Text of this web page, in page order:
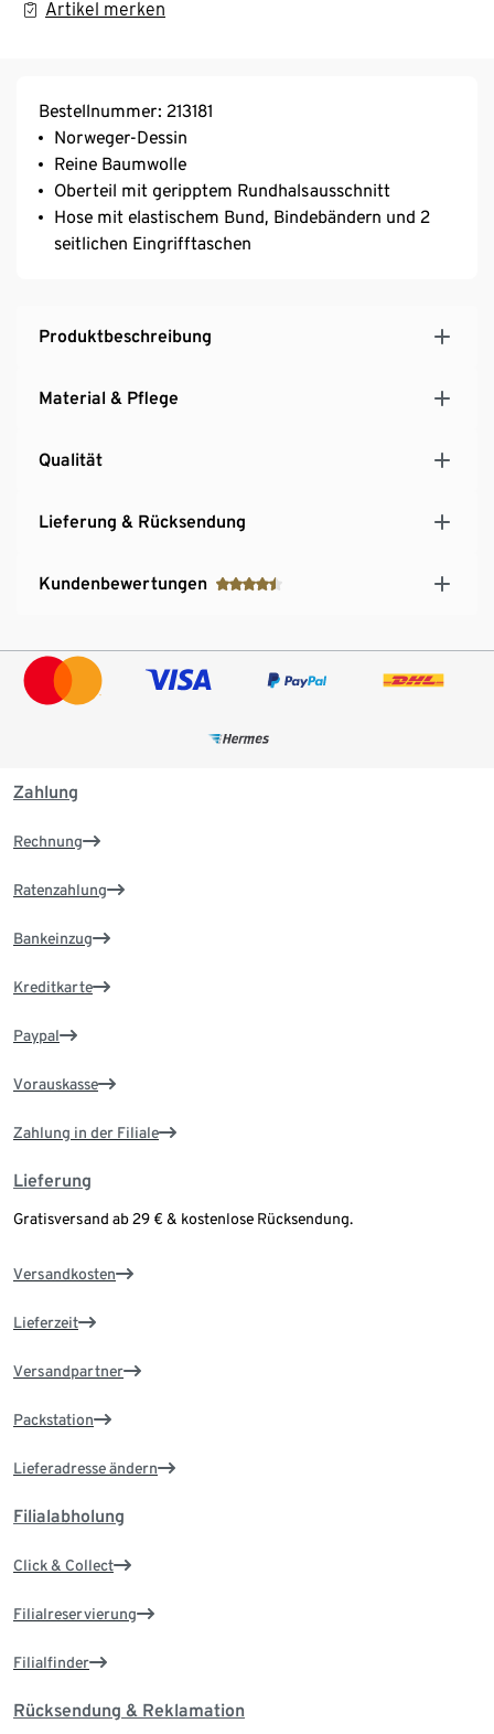
Artikel merken
Bestellnummer: 213181
Norweger-Dessin
Reine Baumwolle
Oberteil mit geripptem Rundhalsausschnitt
Hose mit elastischem Bund, Bindebändern und 2
seitlichen Eingrifftaschen
Produktbeschreibung
Material & Pflege
Qualität
Lieferung & Rücksendung
Kundenbewertungen
Zahlung
Rechnung
Ratenzahlung
Bankeinzug
Kreditkarte
Paypal
Vorauskasse
Zahlung in der Filiale
Lieferung
Gratisversand ab 29 € & kostenlose Rücksendung.
Versandkosten
Lieferzeit
Versandpartner
Packstation
Lieferadresse ändern
Filialabholung
Click & Collect
Filialreservierung
Filialfinder
Rücksendung & Reklamation